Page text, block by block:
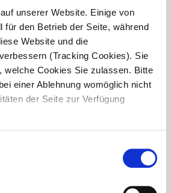
unserer Website. Einige von
für den Betrieb der Seite, während
Website und die
(Tracking Cookies). Sie
welche Cookies Sie zulassen. Bitte
einer Ablehnung womöglich nicht
der Seite zur Verfügung